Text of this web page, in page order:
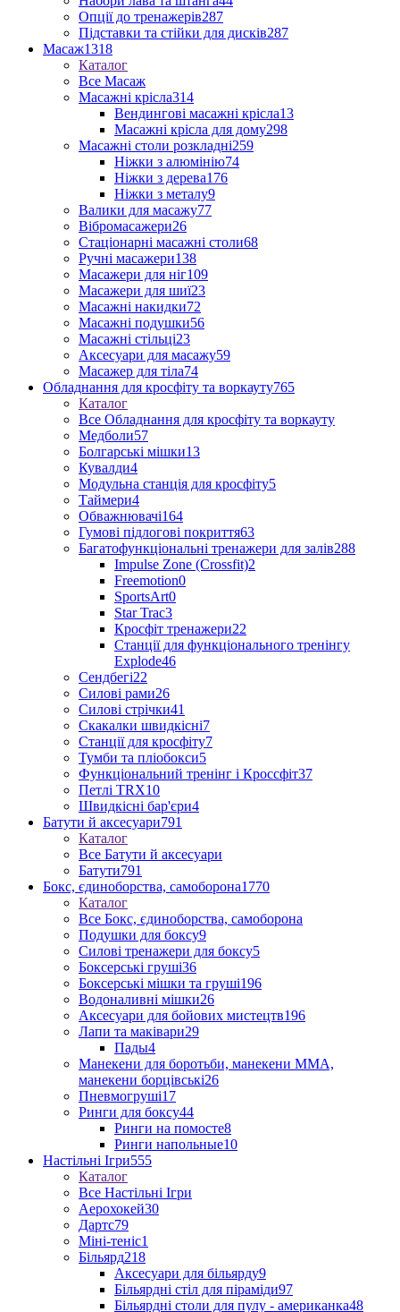
Опції до тренажерів287
Підставки та стійки для дисків287
Масаж1318
Каталог
Все Масаж
Масажні крісла314
Вендингові масажні крісла13
Масажні крісла для дому298
Масажні столи розкладні259
Ніжки з алюмінію74
Ніжки з дерева176
Ніжки з металу9
Валики для масажу77
Вібромасажери26
Стаціонарні масажні столи68
Ручні масажери138
Масажери для ніг109
Масажери для шиї23
Масажні накидки72
Масажні подушки56
Масажні стільці23
Аксесуари для масажу59
Масажер для тіла74
Обладнання для кросфіту та воркауту765
Каталог
Все Обладнання для кросфіту та воркауту
Медболи57
Болгарські мішки13
Кувалди4
Модульна станція для кросфіту5
Таймери4
Обважнювачі164
Гумові підлогові покриття63
Багатофункціональні тренажери для залів288
Impulse Zone (Crossfit)2
Freemotion0
SportsArt0
Star Trac3
Кросфіт тренажери22
Станції для функціонального тренінгу
Explode46
Сендбегі22
Силові рами26
Силові стрічки41
Скакалки швидкісні7
Станції для кросфіту7
Тумби та пліобокси5
Функціональний тренінг і Кроссфіт37
Петлі TRX10
Швидкісні бар'єри4
Батути й аксесуари791
Каталог
Все Батути й аксесуари
Батути791
Бокс, єдиноборства, самоборона1770
Каталог
Все Бокс, єдиноборства, самоборона
Подушки для боксу9
Силові тренажери для боксу5
Боксерські груші36
Боксерські мішки та груші196
Водоналивні мішки26
Аксесуари для бойових мистецтв196
Лапи та маківари29
Пады4
Манекени для боротьби, манекени ММА,
манекени борцівські26
Пневмогруші17
Ринги для боксу44
Ринги на помосте8
Ринги напольные10
Настільні Ігри555
Каталог
Все Настільні Ігри
Аерохокей30
Дартс79
Міні-теніс1
Більярд218
Аксесуари для більярду9
Більярдні стіл для піраміди97
Більярдні столи для пулу - американка48